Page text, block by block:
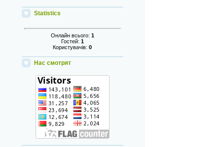
Statistics
Онлайн всього: 1
Гостей: 1
Користувачів:0
Нас смотрят